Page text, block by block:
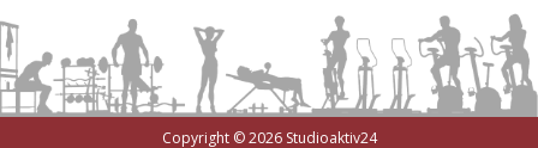
Copyright © 2026 Studioaktiv24